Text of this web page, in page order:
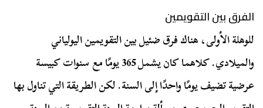
الفرق بين التقويمين
للوهلة الأولى، هناك فرق ضئيل بين التقويمين اليولياني
والميلادي. كلاهما كان يشمل 365 يومًا مع سنوات كبيسة
عرضية تضيف يومًا واحدًا إلى السنة. لكن الطريقة التي تناول بها